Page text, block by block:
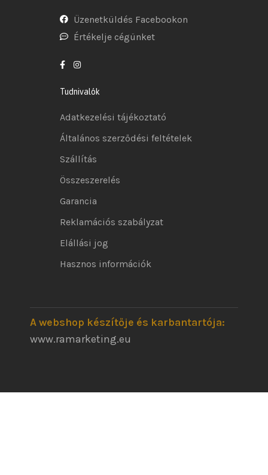
Üzenetküldés Facebookon
Értékelje cégünket
Tudnivalók
Adatkezelési tájékoztató
Általános szerződési feltételek
Szállítás
Összeszerelés
Garancia
Reklamációs szabályzat
Elállási jog
Hasznos információk
A webshop készítője és karbantartója:
www.ramarketing.eu